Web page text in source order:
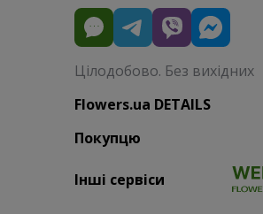
Цілодобово. Без вихідних
Flowers.ua DETAILS
Покупцю
Інші сервіси